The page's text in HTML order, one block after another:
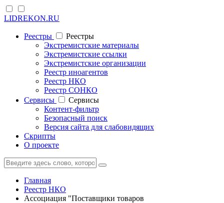
LIDREKON.RU
Реестры
Реестры
Экстремистские материалы
Экстремистские ссылки
Экстремистские организации
Реестр иноагентов
Реестр НКО
Реестр СОНКО
Cервисы
Cервисы
Контент-фильтр
Безопасный поиск
Версия сайта для слабовидящих
Скрипты
О проекте
Главная
Реестр НКО
Ассоциация "Поставщики товаров